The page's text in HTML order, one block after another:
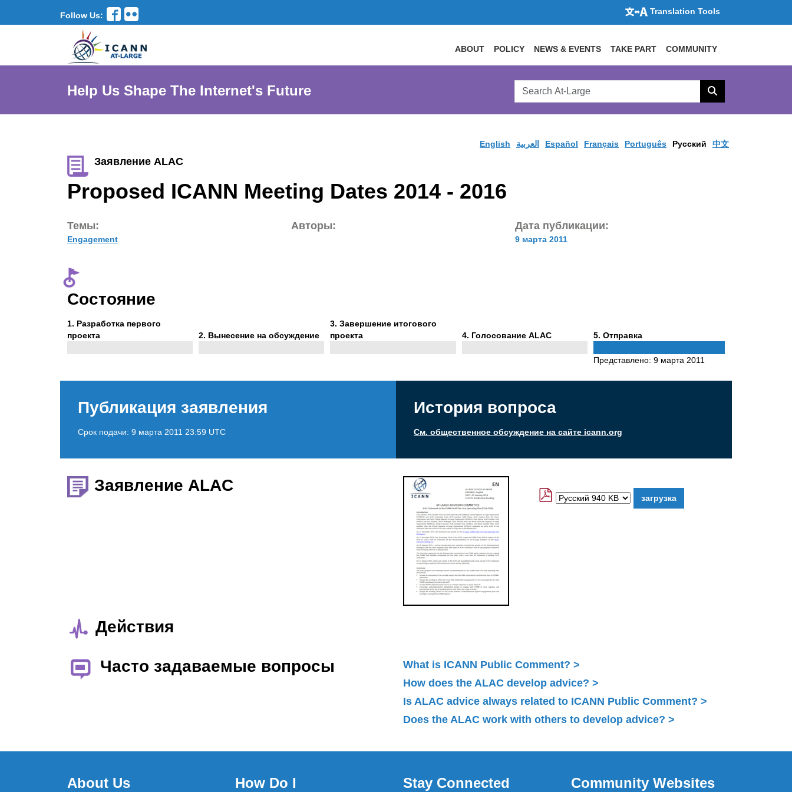
Follow Us: Translation Tools
ABOUT POLICY NEWS & EVENTS TAKE PART COMMUNITY
Help Us Shape The Internet's Future
Search
AtLarge
Search
English العربية Español Français Português Pусский 中文
Заявление ALAC
Proposed ICANN Meeting Dates 2014 - 2016
Темы:
Engagement
Авторы: Дата публикации:
9 марта 2011
Состояние
1 Phase
1
. Разработка первого
проекта
2 Phase
. Вынесение на обсуждение
3Phase
3
. Завершение итогового
проекта
4Phase
. Голосование ALAC 5Phase
. Отправка
Представлено: 9 марта 2011
Публикация заявления
Срок подачи: 9 марта 2011 23:59 UTC
История вопроса
См. общественное обсуждение на сайте icann.org
Заявление ALAC
Действия
Часто задаваемые вопросы
What is ICANN Public Comment?
How does the ALAC develop advice?
Is ALAC advice always related to ICANN Public Comment?
Does the ALAC work with others to develop advice?
About Us How Do I Stay Connected Community Websites